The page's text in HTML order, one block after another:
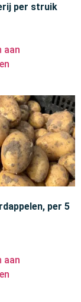
per struik
aan
per 5
aan